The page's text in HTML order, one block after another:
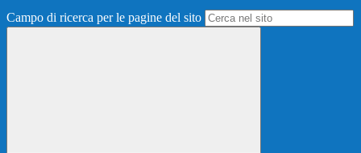
Campo di ricerca per le pagine del sito